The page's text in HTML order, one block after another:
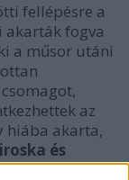
fellépésre a
akarták fogva
a műsor utáni
az
hiába akarta,
és